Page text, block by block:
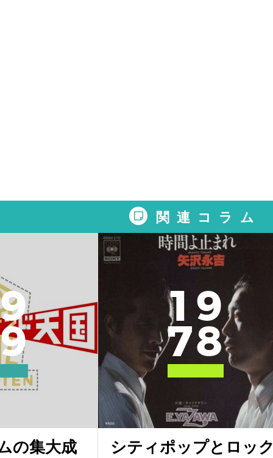
関連コラム
9
9
の集大成
1 9
78
シティポップとロッ